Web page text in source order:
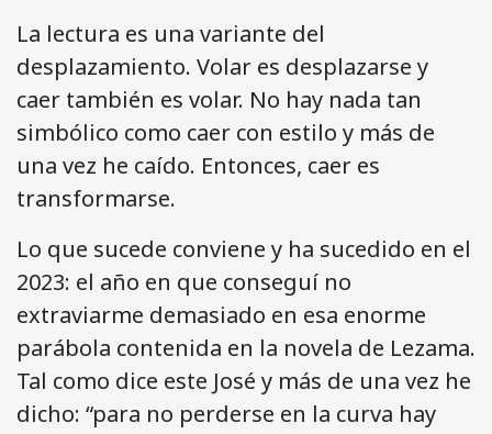
La lectura es una variante del
desplazamiento. Volar es desplazarse y
caer también es volar. No hay nada tan
simbólico como caer con estilo y más de
una vez he caído. Entonces, caer es
transformarse.
Lo que sucede conviene y ha sucedido en el
2023: el año en que conseguí no
extraviarme demasiado en esa enorme
parábola contenida en la novela de Lezama.
Tal como dice este José y más de una vez he
dicho: “para no perderse en la curva hay